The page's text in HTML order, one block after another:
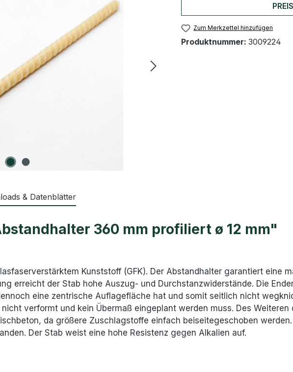
Zum Merkzettel hinzufügen
Produktnummer: 3009224
& Datenblätter
360 mm profiliert ø 12 mm"
Kunststoff (GFK). Der Abstandhalter garantiert eine
erreicht der Stab hohe Auszug- und Durchstanzwiderstände. Die
eine zentrische Auflagefläche hat und somit seitlich nicht
verformt und kein Übermaß eingeplant werden muss. Des Weiteren
da größere Zuschlagstoffe einfach beiseitegeschoben
Der Stab weist eine hohe Resistenz gegen Alkalien auf.